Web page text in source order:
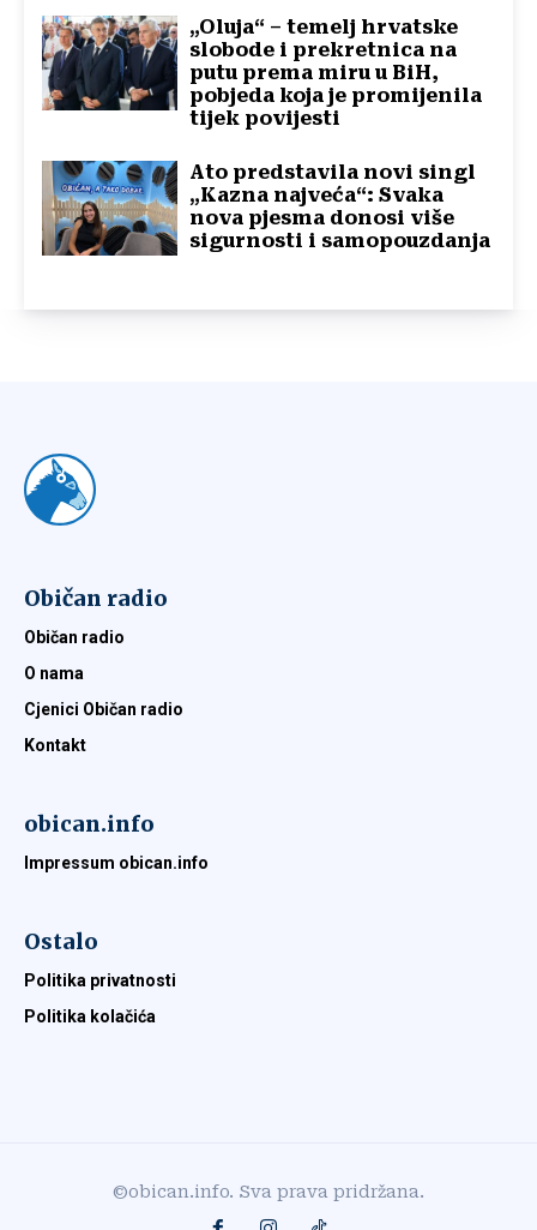
„Oluja“ – temelj hrvatske
slobode i prekretnica na
putu prema miru u BiH,
pobjeda koja je promijenila
tijek povijesti
Ato predstavila novi singl
„Kazna najveća“: Svaka
nova pjesma donosi više
sigurnosti i samopouzdanja
Običan radio
Običan radio
O nama
Cjenici Običan radio
Kontakt
obican.info
Impressum obican.info
Ostalo
Politika privatnosti
Politika kolačića
©obican.info. Sva prava pridržana.